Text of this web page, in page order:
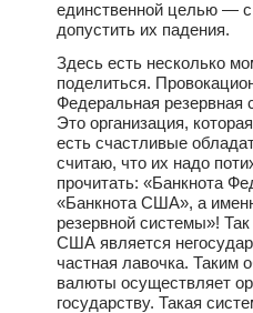
единственной целью —
допустить их падения.
Здесь есть несколько
поделить­ся.
Федеральная
Это организация,
есть счастливые
считаю, что их надо
прочитать: «Банкнота
«Банкнота США», а
резервной системы»!
США является
частная лавочка. Таким
валюты осуществляет
государству. Такая